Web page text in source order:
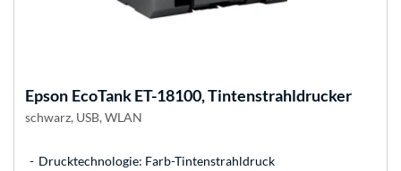
Epson EcoTank ET-18100, Tintenstrahldrucker
schwarz, USB, WLAN
Drucktechnologie: Farb-Tintenstrahldruck